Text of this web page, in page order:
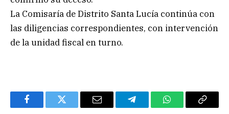
La Comisaría de Distrito Santa Lucía continúa con
las diligencias correspondientes, con intervención
de la unidad fiscal en turno.
FacebookTwitter Email TelegramWhatsAppCopy